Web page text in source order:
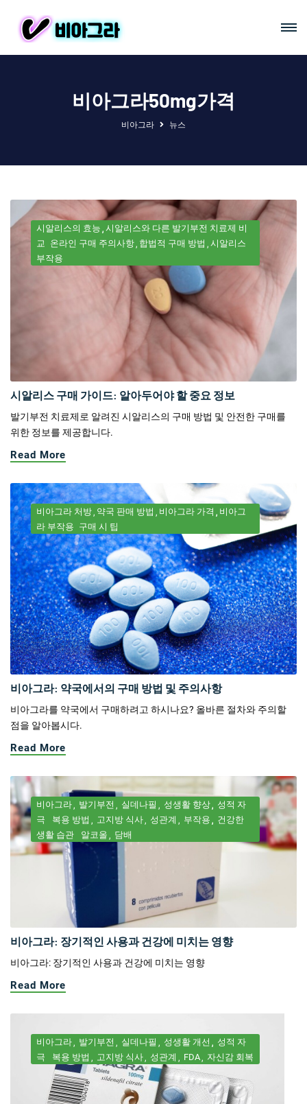
비아그라50mg가격
비아그라 뉴스
시알리스의 효능 시알리스와 다른 발기부전 치료제 비
교 온라인 구매 주의사항 합법적 구매 방법 시알리스
부작용
시알리스 구매 가이드: 알아두어야 할 중요 정보
발기부전 치료제로 알려진 시알리스의 구매 방법 및 안전한 구매를
위한 정보를 제공합니다.
Read More
비아그라 처방 약국 판매 방법 비아그라 가격
비아그
라 부작용 구매 시 팁
비아그라: 약국에서의 구매 방법 및 주의사항
비아그라를 약국에서 구매하려고 하시나요? 올바른 절차와 주의할
점을 알아봅시다.
Read More
비아그라 발기부전 실데나필 성생활 향상
성적 자
극
복용 방법 고지방 식사 성관계 부작용
건강한
생활 습관
알코올 담배
비아그라: 장기적인 사용과 건강에 미치는 영향
비아그라: 장기적인 사용과 건강에 미치는 영향
Read More
비아그라 발기부전 실데나필 성생활 개선
성적 자
극
복용 방법 고지방 식사 성관계 FDA 자신감 회복